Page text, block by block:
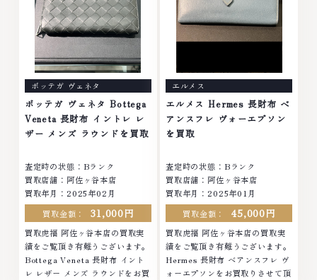
い。なかでも金・プラチナ等のア
クセサリー・貴金属・宝石・ダイ
ヤモンド・ジュエリーや ブラン
ド品・時計等は特に自信を持っ
て、高額査定を実現しておりま
す。 古くて使わなくなってしま
ったアクセサリー、動かなくなっ
てしまった腕時計、多くのお品物
の高価買取りを実現しており、他
店ではお値段の付かなかったお品
物でも、一点一点丁寧に無料で査
い。TEL: 0120-959-764営業
時間: 10:00～19:00定休日: 年中
無休
も金・プラチナ等のアクセサリ
ー・貴金属・宝石・ダイヤモン
ド・ジュエリーや ブランド品・
時計等は特に自信を持って、高額
て使わなくなってしまったアクセ
サリー、動かなくなってしまった
腕時計、多くのお品物の高価買取
りを実現しており、他店ではお値
段の付かなかったお品物でも、一
点一点丁寧に無料で査定します。
0120-959-764営業時間: 10:00
～19:00定休日: 年中無休
ボッテガ ヴェネタ
ボッテガ ヴェネタ Bottega
Veneta 長財布 イントレ レ
ザー メンズ ラウンドを買取
査定時の状態：Bランク
買取店舗：阿佐ヶ谷本店
買取年月：2025年02月
買取金額：
31,000円
買取虎福 阿佐ヶ谷本店の買取実
績をご覧頂き有難うございます。
Bottega Veneta 長財布 イント
レ レザー メンズ ラウンドをお買
エルメス
エルメス Hermes 長財布 ベ
アンスフレ ヴォーエプソン
を買取
査定時の状態：Bランク
買取店舗：阿佐ヶ谷本店
買取年月：2025年01月
買取金額：
45,000円
買取虎福 阿佐ヶ谷本店の買取実
績をご覧頂き有難うございます。
Hermes 長財布 ベアンスフレ ヴ
ォーエプソンをお買取りさせて頂